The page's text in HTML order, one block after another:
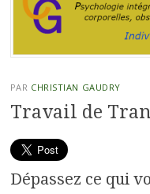
contenu
principal
PAR CHRISTIAN GAUDRY
Travail de
Dépassez ce qui